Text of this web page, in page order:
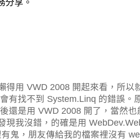
分享。
得用 VWD 2008 開起來看，所以
有找不到 System.Linq 的錯誤。
還是用 VWD 2008 開了，當然
我沒錯，的確是用
鬼，朋友傳給我的檔案裡沒有